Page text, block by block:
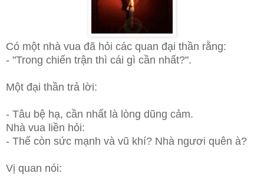
Có một nhà vua đã hỏi các quan đại thần rằng:
- "Trong chiến trận thì cái gì cần nhất?".
Một đại thần trả lời:
- Tâu bệ hạ, cần nhất là lòng dũng cảm.
Nhà vua liền hỏi:
- Thế còn sức mạnh và vũ khí? Nhà ngươi quên à?
Vị quan nói: